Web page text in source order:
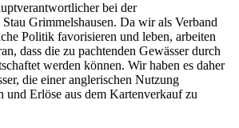
bei der
Grimmelshausen. Da wir als Verband
Politik favorisieren und leben, arbeiten
dass die zu pachtenden Gewässer durch
werden können. Wir haben es daher
die einer anglerischen Nutzung
und Erlöse aus dem Kartenverkauf zu